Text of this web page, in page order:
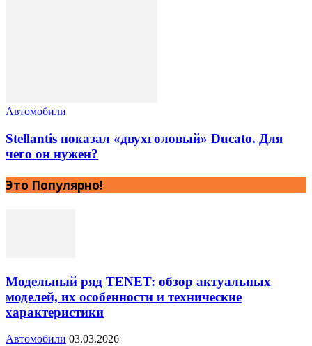
Автомобили
Stellantis показал «двухголовый» Ducato. Для
чего он нужен?
Это Популярно!
Модельный ряд TENET: обзор актуальных
моделей, их особенности и технические
характеристики
Автомобили 03.03.2026